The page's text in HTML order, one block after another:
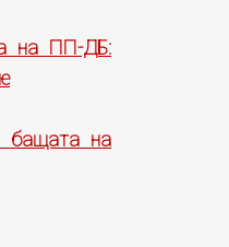
на ПП-ДБ:
бащата на